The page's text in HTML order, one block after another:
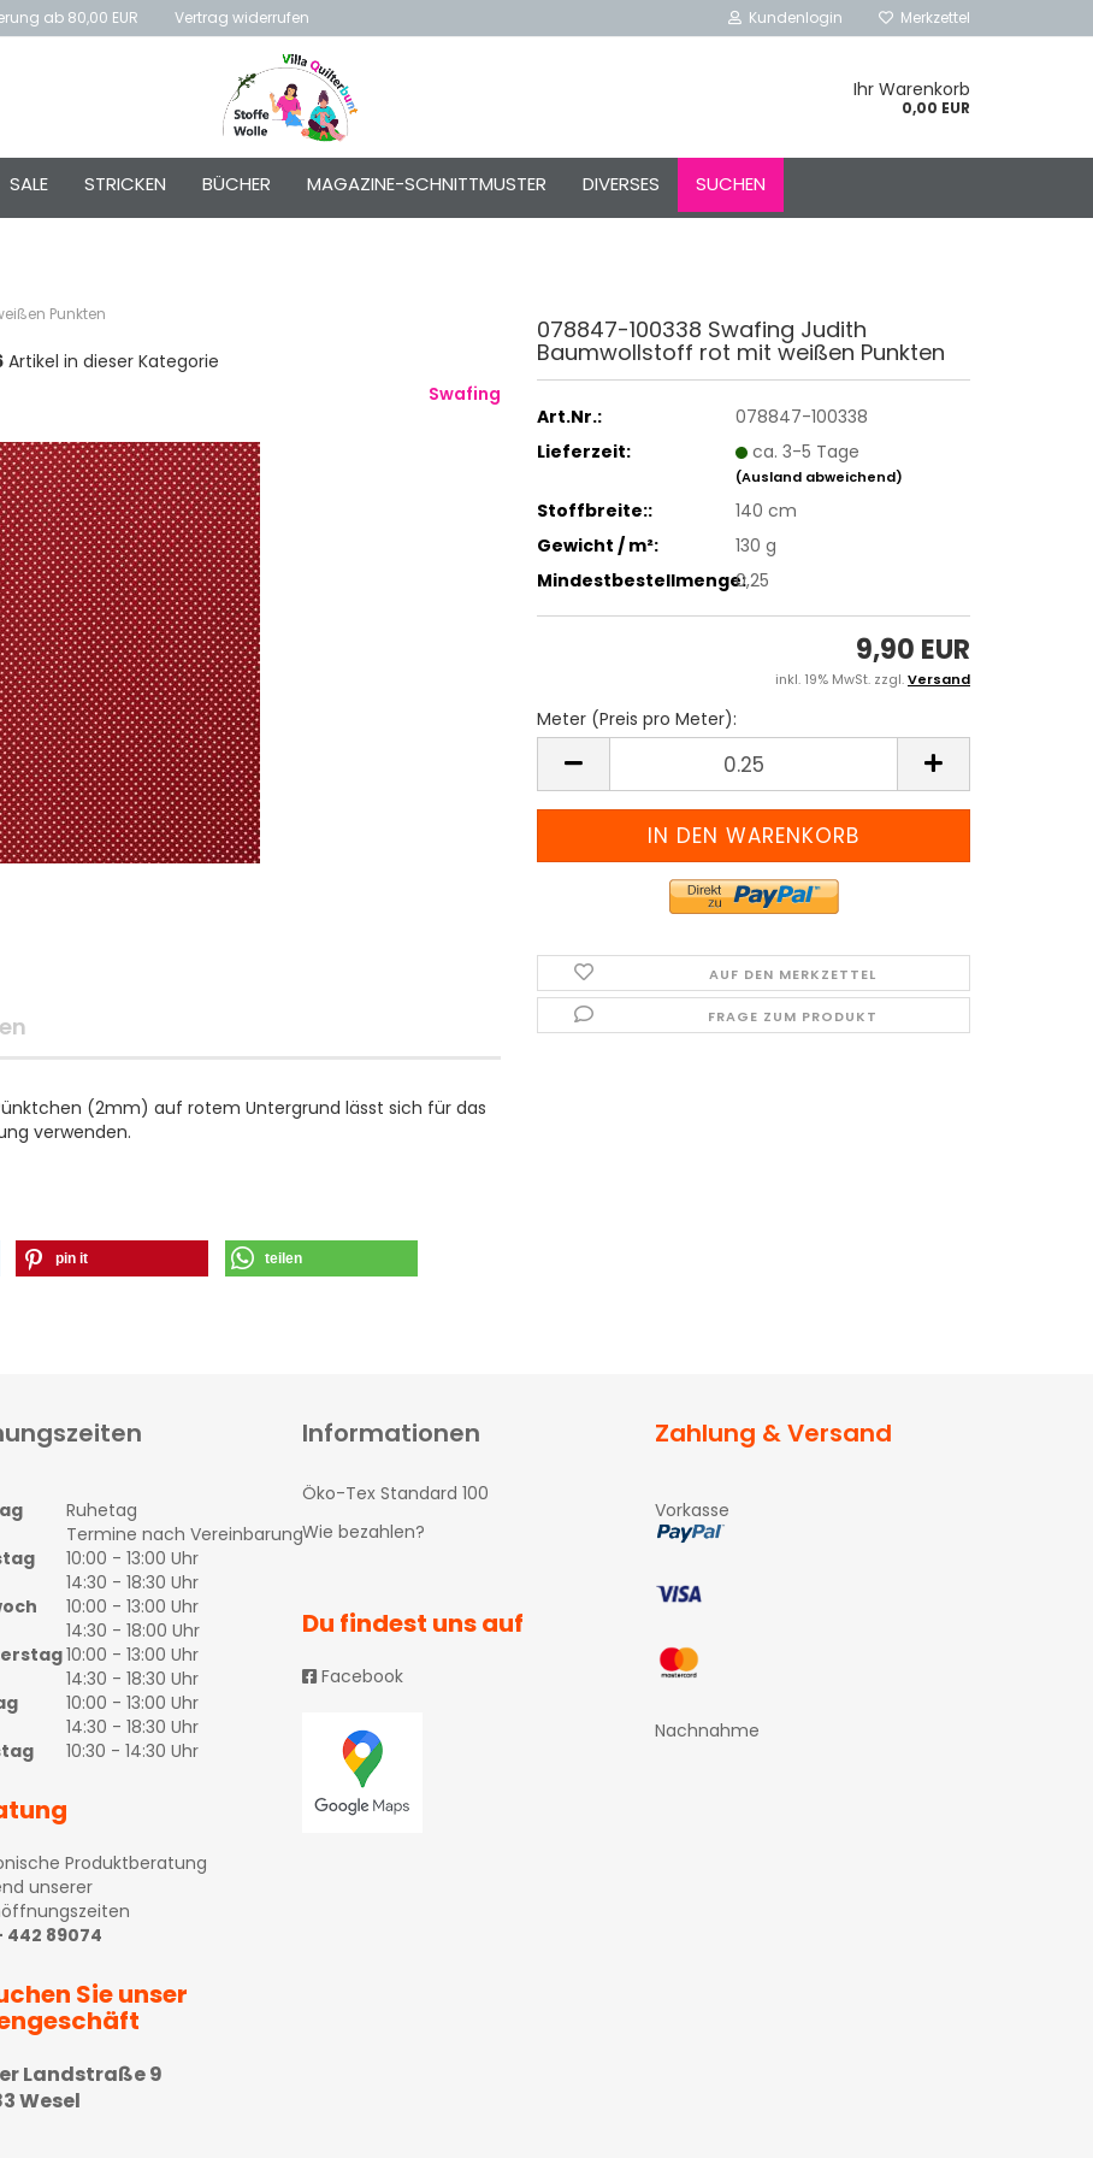
ab 80,00 EUR Vertrag widerrufen Kundenlogin
Konto erstellen
Passwort vergessen?
Schnelle Anmeldung mit
Merkzettel
Ihr Warenkorb
0,00 EUR
SALE STRICKEN BÜCHER MAGAZINE-SCHNITTMUSTER DIVERSES SUCHEN
Punkten
Artikel in dieser Kategorie
Swafing
078847-100338 Swafing Judith
Baumwollstoff rot mit weißen Punkten
Art.Nr.:
078847-100338
Lieferzeit:
ca. 3-5 Tage
(Ausland abweichend)
Stoffbreite::
140 cm
Gewicht / m²:
130 g
Mindestbestellmenge:0,25
9,90 EUR
inkl. 19% MwSt. zzgl.Versand
Meter (Preis pro Meter):
Meter
(Preis
pro
AUF DEN MERKZETTEL
FRAGE ZUM PRODUKT
(2mm) auf rotem Untergrund lässt sich für das
verwenden.
pin it teilen
Ruhetag
Termine nach Vereinbarung
10:00 - 13:00 Uhr
14:30 - 18:30 Uhr
10:00 - 13:00 Uhr
14:30 - 18:00 Uhr
10:00 - 13:00 Uhr
14:30 - 18:30 Uhr
10:00 - 13:00 Uhr
14:30 - 18:30 Uhr
10:30 - 14:30 Uhr
Produktberatung
unserer
442 89074
Sie unser
Landstraße 9
Wesel
Informationen
Öko-Tex Standard 100
Wie bezahlen?
Du findest uns auf
Facebook
Zahlung & Versand
Vorkasse
Nachnahme